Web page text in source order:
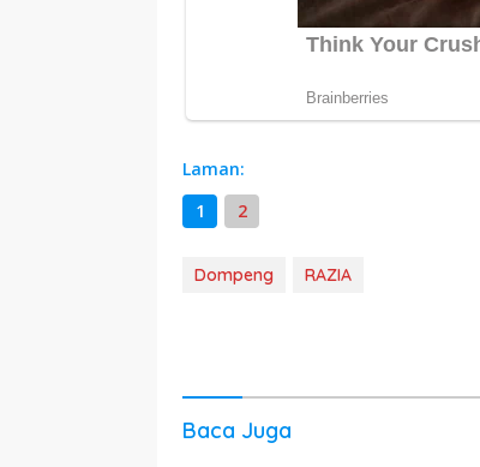
Laman:
1
2
Dompeng RAZIA
Baca Juga